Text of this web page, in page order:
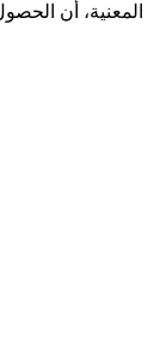
أن الحصول